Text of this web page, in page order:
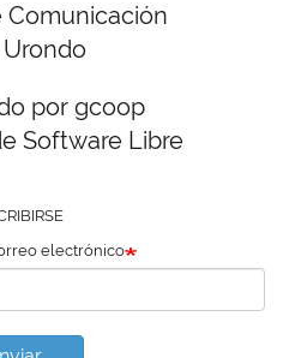
Urondo
por gcoop
Software Libre
electrónico